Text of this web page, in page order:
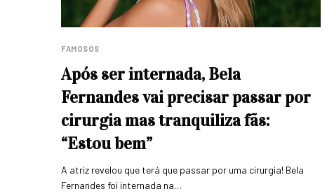
FAMOSOS
Após ser internada, Bela
Fernandes vai precisar passar por
cirurgia mas tranquiliza fãs:
“Estou bem”
A atriz revelou que terá que passar por uma cirurgia! Bela
Fernandes foi internada na…